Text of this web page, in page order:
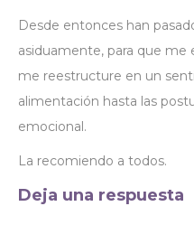
Desde entonces han
asiduamente, para que me
me reestructure en un
alimentación hasta las
emocional.
La recomiendo a todos.
Deja una respuesta